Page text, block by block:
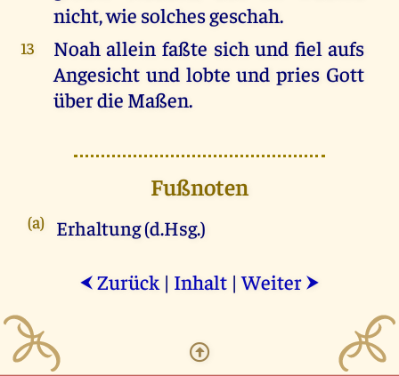
nicht, wie solches geschah.
13
Noah allein faßte sich und fiel aufs
Angesicht und lobte und pries Gott
über die Maßen.
Fußnoten
(a) Erhaltung (d.Hsg.)
⮜ Zurück | Inhalt |Weiter ⮞